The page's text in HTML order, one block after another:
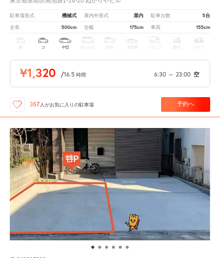
駐車場形式 機械式 屋内外形式 屋内 駐車台数 5台
全長 500cm 全幅 175cm 車高 155cm
コ 中型 ボックス SUV 大型車 トラック 原付 バイク
¥1,320 /16.5 時間 6:30 ～ 23:00 空
367 人がお気に入りの駐車場 予約へ